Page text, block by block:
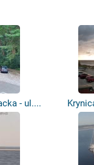
- ul....